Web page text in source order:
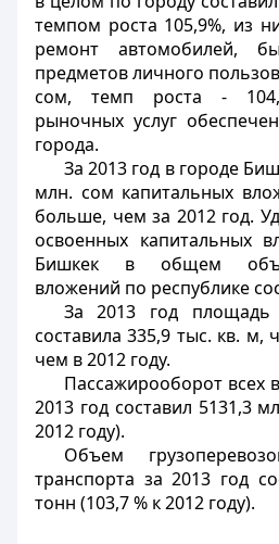
темпом роста 105,9%, из
ремонт автомобилей,
предметов личного
сом, темп роста -
рыночных услуг
города.
За 2013 год в городе
млн. сом капитальных
больше, чем за 2012 год.
освоенных капитальных
Бишкек в общем
вложений по республике
За 2013 год площадь
составила 335,9 тыс. кв. м,
чем в 2012 году.
Пассажирооборот всех
2013 год составил 5131,3
2012 году).
Объем
транспорта за 2013 год
тонн (103,7 % к 2012 году).